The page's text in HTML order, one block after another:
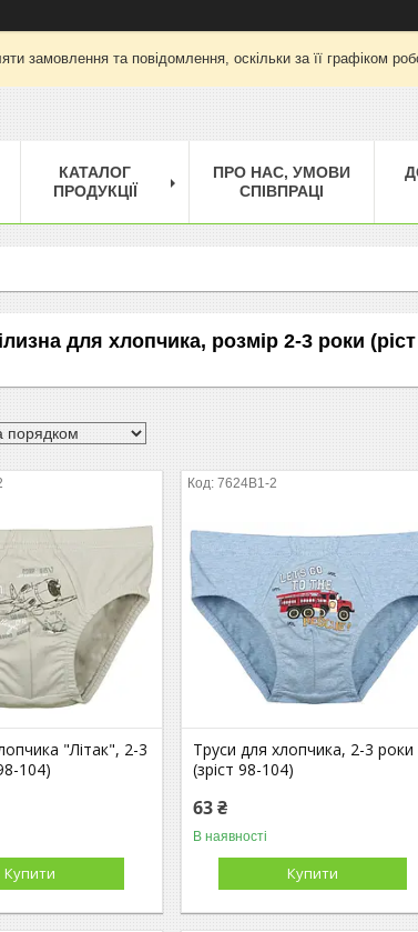
замовлення та повідомлення, оскільки за її графіком
КАТАЛОГ
ПРОДУКЦІЇ
ПРО НАС, УМОВИ
СПІВПРАЦІ
для хлопчика, розмір 2-3 роки
"Літак", 2-3
104)
Купити
7624B1-2
Труси для хлопчика, 2-3 роки
(зріст 98-104)
63 ₴
В наявності
Купити